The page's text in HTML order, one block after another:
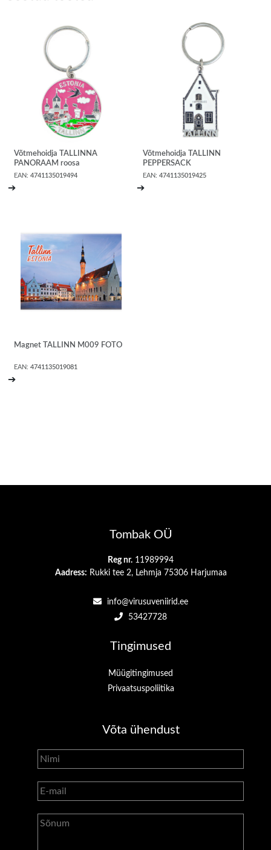
Võtmehoidja TALLINNA
PANORAAM roosa
EAN:4741135019494
➔
Võtmehoidja TALLINN
PEPPERSACK
EAN:4741135019425
➔
Magnet TALLINN M009 FOTO
EAN:4741135019081
➔
Tombak OÜ
Reg nr. 11989994
Aadress: Rukki tee 2, Lehmja 75306 Harjumaa
info@virusuveniirid.ee
53427728
Tingimused
Müügitingimused
Privaatsuspoliitika
Võta ühendust